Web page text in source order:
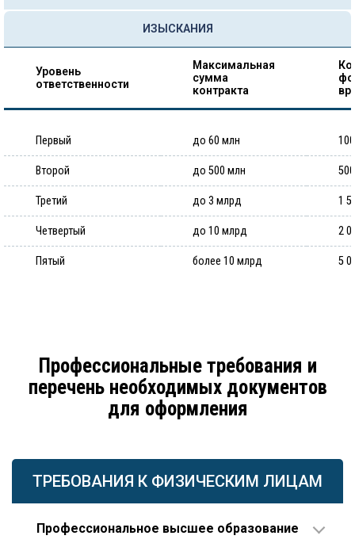
ИЗЫСКАНИЯ
Уровень
ответственности
Максимальная
сумма
контракта
Первый до 60 млн
Второй до 500 млн
Третий до 3 млрд 1
Четвертый до 10 млрд 2
Пятый более 10 млрд 5
Профессиональные требования и
перечень необходимых документов
для оформления
ТРЕБОВАНИЯ К ФИЗИЧЕСКИМ ЛИЦАМ
Профессиональное высшее образование